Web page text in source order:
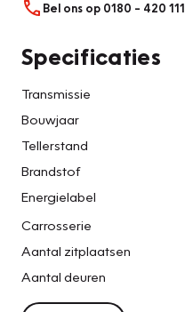
Bel ons op 0180 – 420 111
Specificaties
Transmissie
Bouwjaar
Tellerstand
Brandstof
Energielabel
Carrosserie
Aantal zitplaatsen
Aantal deuren